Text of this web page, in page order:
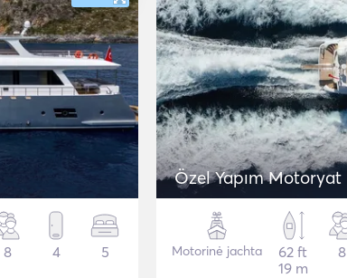
8 4 5
Özel Yapım Motoryat
Motorinė jachta
62 ft
19 m
8